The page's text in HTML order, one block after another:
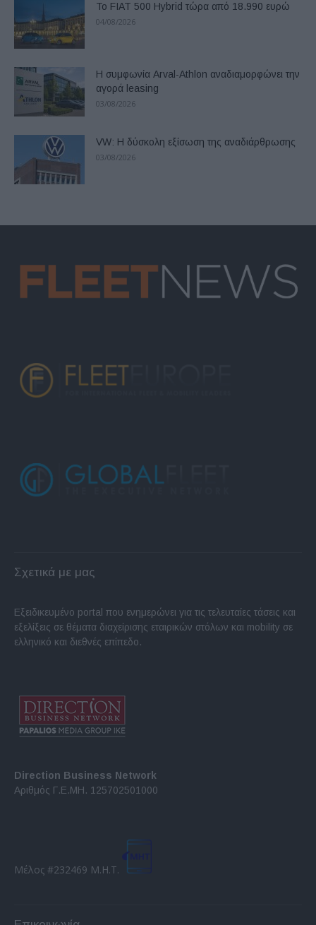
Το FIAT 500 Hybrid τώρα από 18.990 ευρώ
04/08/2026
Η συμφωνία Arval-Athlon αναδιαμορφώνει την
αγορά leasing
03/08/2026
VW: Η δύσκολη εξίσωση της αναδιάρθρωσης
03/08/2026
Σχετικά με μας
Εξειδικευμένο portal που ενημερώνει για τις τελευταίες τάσεις και
εξελίξεις σε θέματα διαχείρισης εταιρικών στόλων και mobility σε
ελληνικό και διεθνές επίπεδο.
Direction Business Network
Αριθμός Γ.Ε.ΜΗ. 125702501000
Μέλος #232469 Μ.Η.Τ.